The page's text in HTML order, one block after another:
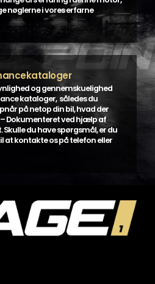
nøglerne i vores erfarne
og gennemskuelighed
kataloger, således du
på netop din bil, hvad der
Dokumenteret ved hjælp af
du have spørgsmål, er du
at kontakte os på telefon eller